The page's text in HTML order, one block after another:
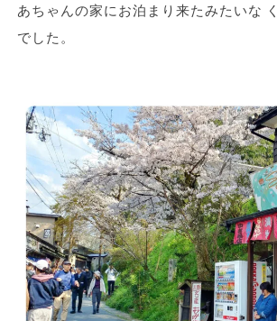
あちゃんの家にお泊まり来たみたいな
でした。